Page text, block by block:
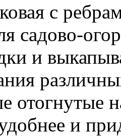
с
садово-
и
отогнутые
и